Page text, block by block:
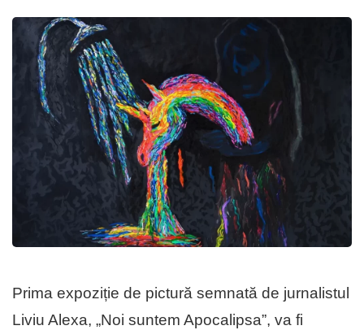
Prima expoziție de pictură semnată de jurnalistul
Liviu Alexa, „Noi suntem Apocalipsa”, va fi